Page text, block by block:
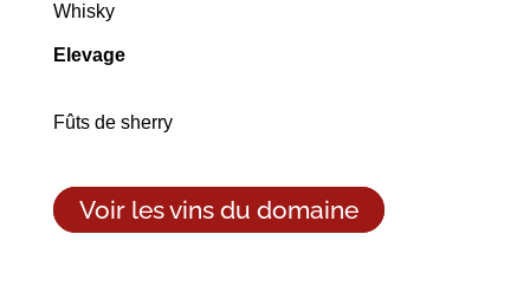
Whisky
Elevage
Fûts de sherry
Voir les vins du domaine